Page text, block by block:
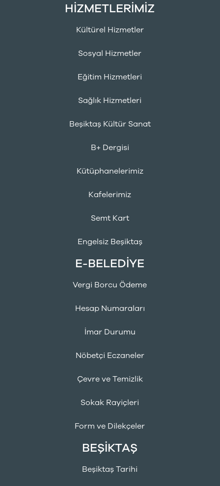
HİZMETLERİMİZ
Kültürel Hizmetler
Sosyal Hizmetler
Eğitim Hizmetleri
Sağlık Hizmetleri
Beşiktaş Kültür Sanat
B+ Dergisi
Kütüphanelerimiz
Kafelerimiz
Semt Kart
Engelsiz Beşiktaş
E-BELEDİYE
Vergi Borcu Ödeme
Hesap Numaraları
İmar Durumu
Nöbetçi Eczaneler
Çevre ve Temizlik
Sokak Rayiçleri
Form ve Dilekçeler
BEŞİKTAŞ
Beşiktaş Tarihi